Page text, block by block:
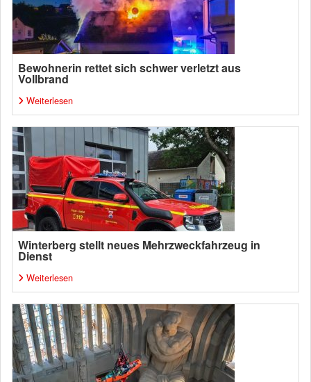
Bewohnerin rettet sich schwer verletzt aus
Vollbrand
Weiterlesen
Winterberg stellt neues Mehrzweckfahrzeug in
Dienst
Weiterlesen